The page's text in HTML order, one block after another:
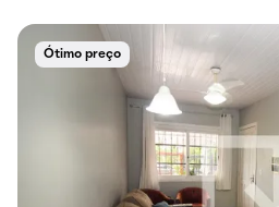
Ótimo preço